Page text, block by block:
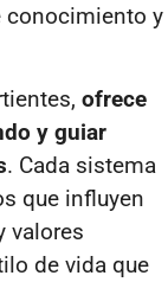
conocimiento y
ofrece
y guiar
. Cada sistema
que influyen
valores
de vida que